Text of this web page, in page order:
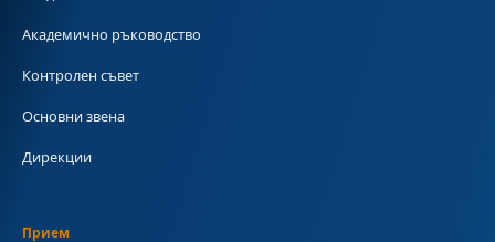
Академично ръководство
Контролен съвет
Основни звена
Дирекции
Прием